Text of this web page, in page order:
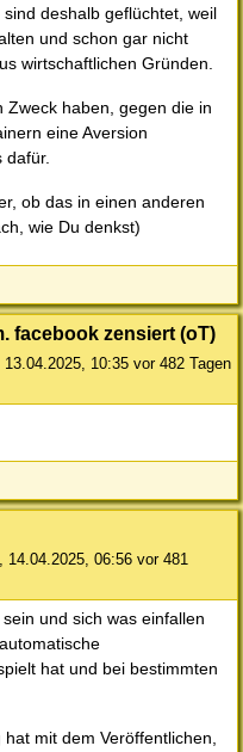
deshalb geflüchtet, weil
und schon gar nicht
wirtschaftlichen Gründen.
Zweck haben, gegen die in
eine Aversion
dafür.
ob das in einen anderen
wie Du denkst)
facebook zensiert (oT)
13.04.2025, 10:35 vor 482 Tagen
14.04.2025, 06:56 vor 481
und sich was einfallen
hat und bei bestimmten
mit dem Veröffentlichen,